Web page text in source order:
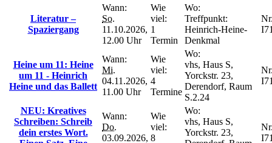
Literatur –
Spaziergang
Wann:
So.
11.10.2026,
12.00 Uhr
Wie
viel:
1
Termin
Wo:
Treffpunkt:
Heinrich-Heine-
Denkmal
Heine um 11: Heine
um 11 - Heinrich
Heine und das Ballett
Wann:
Mi.
04.11.2026,
11.00 Uhr
Wie
viel:
4
Termine
Wo:
vhs, Haus S,
Yorckstr. 23,
Derendorf, Raum
S.2.24
NEU: Kreatives
Schreiben: Schreib
dein erstes Wort.
Wann:
Do.
03.09.2026,
Wie
viel:
8
Wo:
vhs, Haus S,
Yorckstr. 23,